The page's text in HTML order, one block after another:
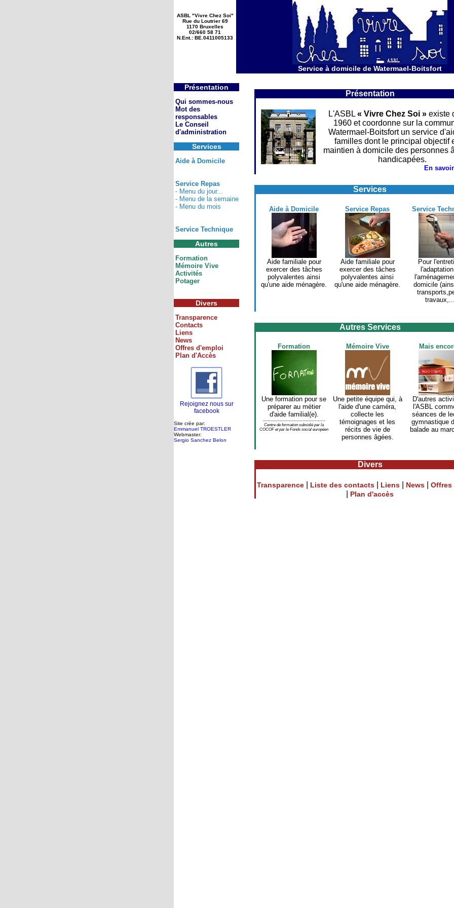
ASBL "Vivre Chez Soi"
Rue du Loutrier 69
1170 Bruxelles
02/660 58 71
N.Ent.: BE.0411005133
Service à domicile de Watermael-Boitsfort
Présentation
Qui sommes-nous
Mot des
responsables
Le Conseil
d'administration
Services
Aide à Domicile
Service Repas
- Menu du jour...
- Menu de la semaine
- Menu du mois
Service Technique
Autres
Formation
Mémoire Vive
Activités
Potager
Divers
Transparence
Contacts
Liens
News
Offres d'emploi
Plan d'Accès
Rejoignez nous sur
facebook
Site crée par:
Emmanuel TROESTLER
Webmaster:
Sergio Sanchez Belon
Présentation
L'ASBL « Vivre Chez Soi » existe
1960 et coordonne sur la
Watermael-Boitsfort un service
familles dont le principal objectif
maintien à domicile des personnes
handicapées.
En
Services
Aide à Domicile
Aide familiale pour
exercer des tâches
polyvalentes ainsi
qu'une aide ménagère.
Service Repas
Aide familiale pour
exercer des tâches
polyvalentes ainsi
qu'une aide ménagère.
Service
Pour
domicile
Autres Services
Formation
Une formation pour se
préparer au métier
d'aide familial(e).
-----------------------------------------
Centre de formation subsidié par la
COCOF et par le Fonds social européen
Mémoire Vive
Une petite équipe qui, à
l'aide d'une caméra,
collecte les
témoignages et les
récits de vie de
personnes âgées.
Mais
D'autres
l'ASBL
séances de
gymnastique
balade au
Divers
Transparence| Liste des contacts| Liens News| Offres
Plan d'accès